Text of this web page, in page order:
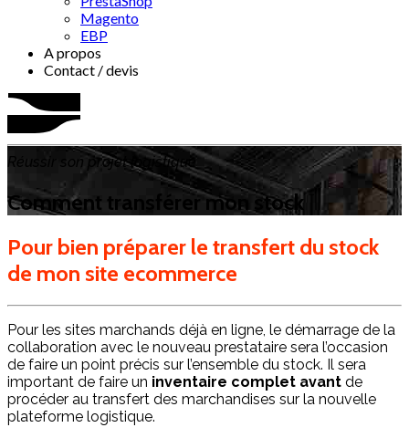
Magento
EBP
A propos
Contact / devis
Réussir son projet logistique
Comment transférer mon stock
Pour bien préparer le transfert du stock
de mon site ecommerce
Pour les sites marchands déjà en ligne, le démarrage de la
collaboration avec le nouveau prestataire sera l’occasion
de faire un point précis sur l’ensemble du stock. Il sera
important de faire un inventaire complet avant de
procéder au transfert des marchandises sur la nouvelle
plateforme logistique.